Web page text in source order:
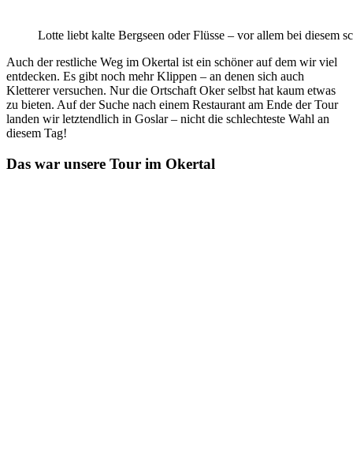
Lotte liebt kalte Bergseen oder Flüsse – vor allem bei diesem
Auch der restliche Weg im Okertal ist ein schöner auf dem wir viel
entdecken. Es gibt noch mehr Klippen – an denen sich auch
Kletterer versuchen. Nur die Ortschaft Oker selbst hat kaum etwas
zu bieten. Auf der Suche nach einem Restaurant am Ende der Tour
landen wir letztendlich in Goslar – nicht die schlechteste Wahl an
diesem Tag!
Das war unsere Tour im Okertal